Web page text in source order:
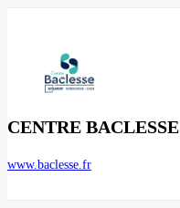
CENTRE BACLESSE
www.baclesse.fr